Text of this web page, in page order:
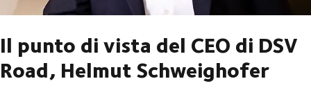
Il punto di vista del CEO di DSV
Road, Helmut Schweighofer